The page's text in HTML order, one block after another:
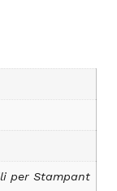
per Stampant